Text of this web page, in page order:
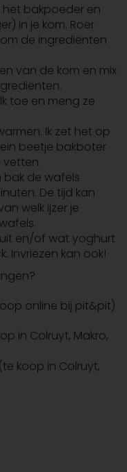
bakpoeder en
in je kom. Roer
de ingrediënten
van de kom en mix
toe en meng ze
Ik zet het op
beetje bakboter
vetten.
bak de wafels
De tijd kan
welk ijzer je
en/of wat yoghurt
Invriezen kan ook!
online bij pit&pit)
in Colruyt, Makro,
koop in Colruyt,